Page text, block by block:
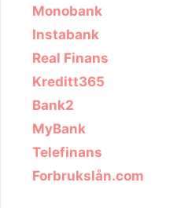
Monobank
Instabank
Real Finans
Kreditt365
Bank2
MyBank
Telefinans
Forbrukslån.com